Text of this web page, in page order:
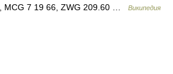
MCG 7 19 66, ZWG 209.60 …
Википедия